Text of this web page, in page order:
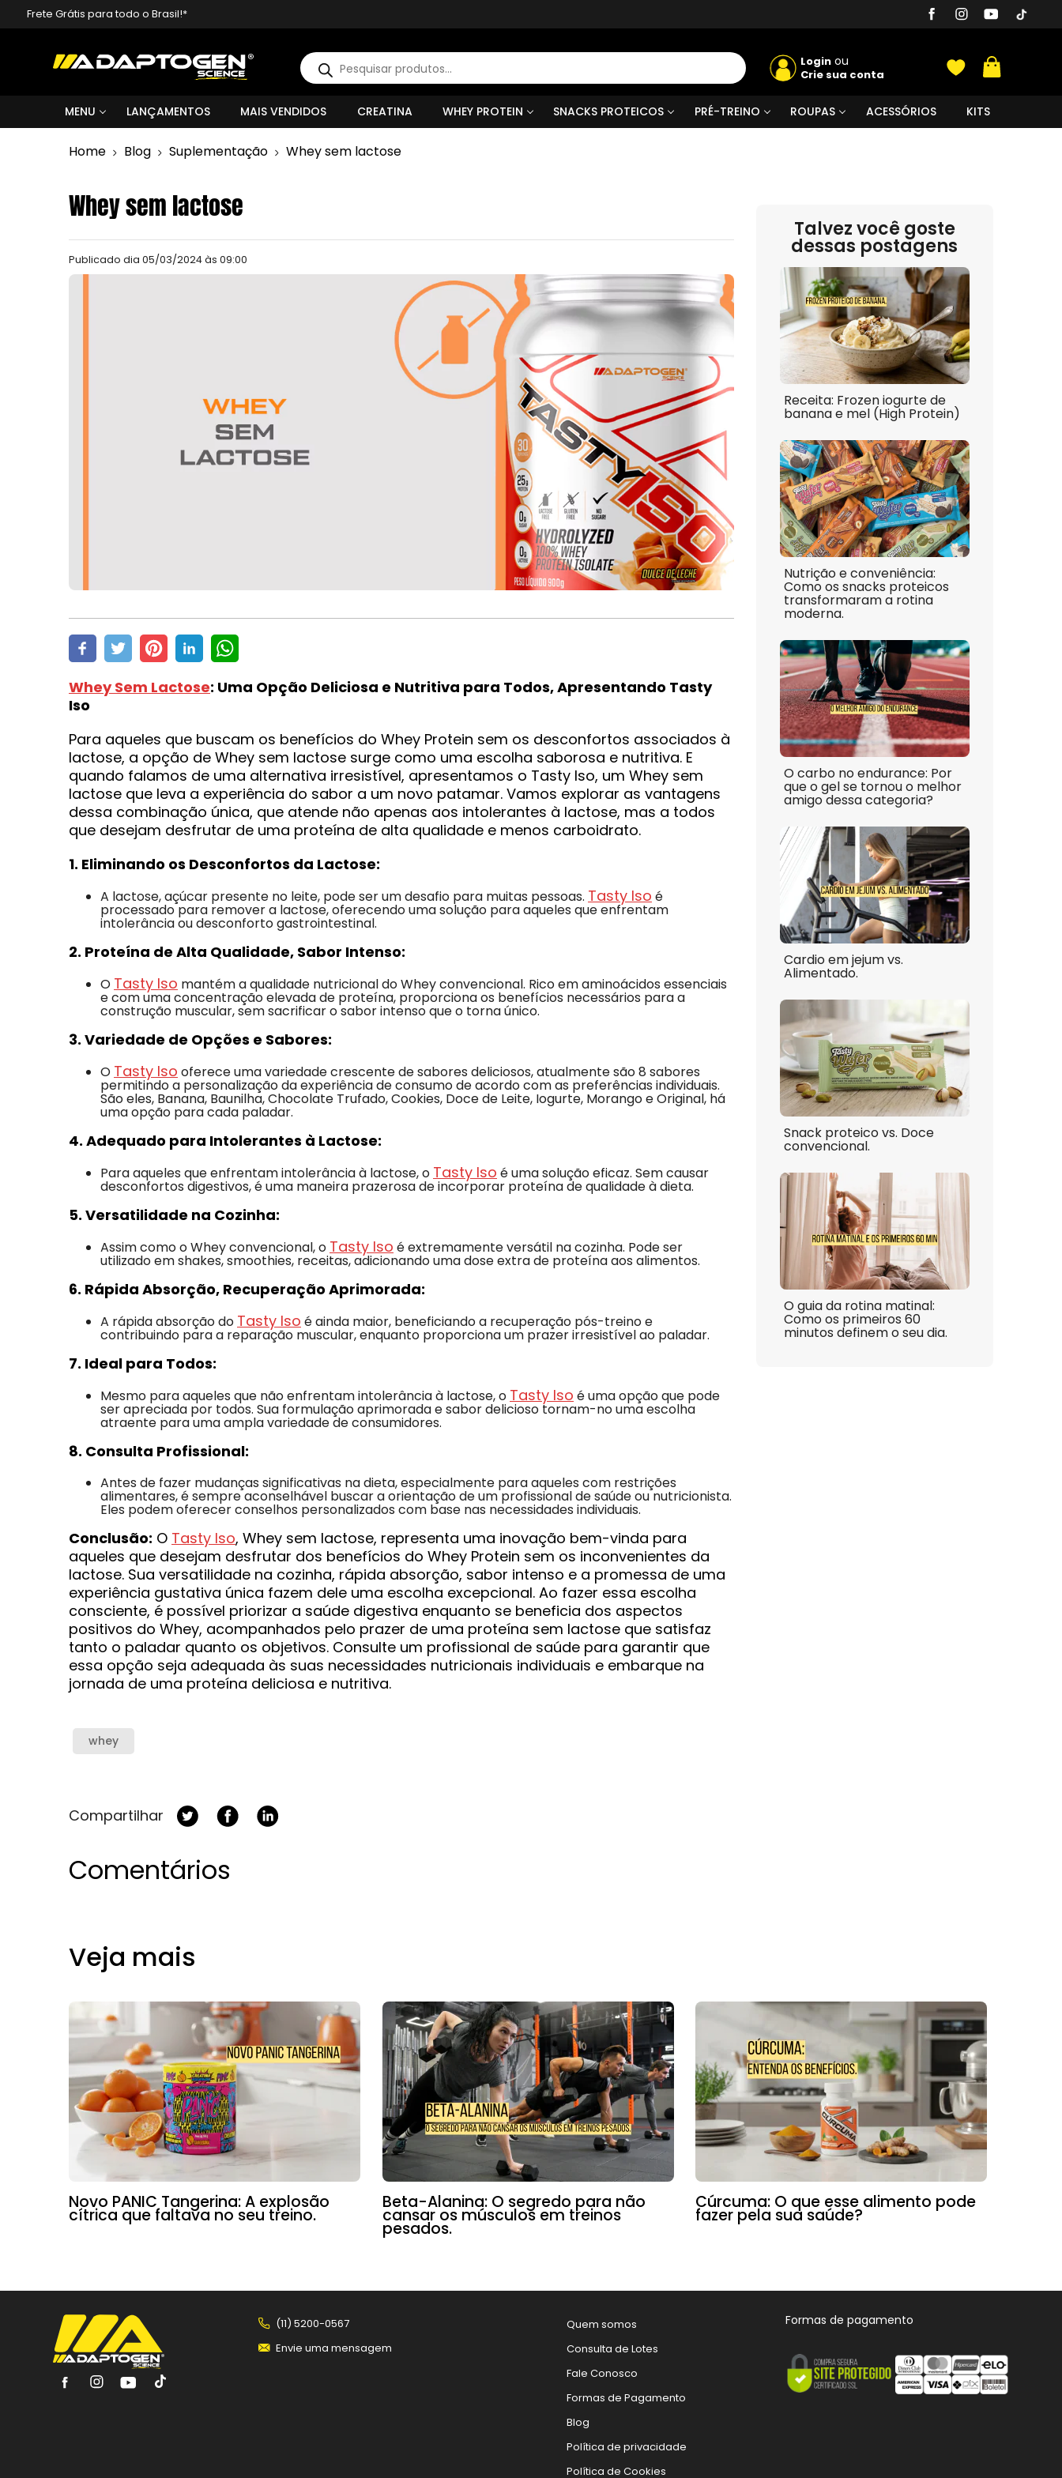
Frete Grátis para todo o Brasil!*
Pesquisar
produtos Login ou
Crie sua conta
MENU LANÇAMENTOS MAIS VENDIDOS CREATINA WHEY PROTEIN SNACKS PROTEICOS PRÉ-TREINO ROUPAS ACESSÓRIOS KITS
Home Blog Suplementação Whey sem lactose
Whey sem lactose
Publicado dia 05/03/2024 às 09:00
Whey Sem Lactose: Uma Opção Deliciosa e Nutritiva para Todos, Apresentando Tasty
Iso
Para aqueles que buscam os benefícios do Whey Protein sem os desconfortos associados à
lactose, a opção de Whey sem lactose surge como uma escolha saborosa e nutritiva. E
quando falamos de uma alternativa irresistível, apresentamos o Tasty Iso, um Whey sem
lactose que leva a experiência do sabor a um novo patamar. Vamos explorar as vantagens
dessa combinação única, que atende não apenas aos intolerantes à lactose, mas a todos
que desejam desfrutar de uma proteína de alta qualidade e menos carboidrato.
1. Eliminando os Desconfortos da Lactose:
A lactose, açúcar presente no leite, pode ser um desafio para muitas pessoas. Tasty Iso é
processado para remover a lactose, oferecendo uma solução para aqueles que enfrentam
intolerância ou desconforto gastrointestinal.
2. Proteína de Alta Qualidade, Sabor Intenso:
O Tasty Iso mantém a qualidade nutricional do Whey convencional. Rico em aminoácidos essenciais
e com uma concentração elevada de proteína, proporciona os benefícios necessários para a
construção muscular, sem sacrificar o sabor intenso que o torna único.
3. Variedade de Opções e Sabores:
O Tasty Iso oferece uma variedade crescente de sabores deliciosos, atualmente são 8 sabores
permitindo a personalização da experiência de consumo de acordo com as preferências individuais.
São eles, Banana, Baunilha, Chocolate Trufado, Cookies, Doce de Leite, Iogurte, Morango e Original, há
uma opção para cada paladar.
4. Adequado para Intolerantes à Lactose:
Para aqueles que enfrentam intolerância à lactose, o Tasty Iso é uma solução eficaz. Sem causar
desconfortos digestivos, é uma maneira prazerosa de incorporar proteína de qualidade à dieta.
5. Versatilidade na Cozinha:
Assim como o Whey convencional, o Tasty Iso é extremamente versátil na cozinha. Pode ser
utilizado em shakes, smoothies, receitas, adicionando uma dose extra de proteína aos alimentos.
6. Rápida Absorção, Recuperação Aprimorada:
A rápida absorção do Tasty Iso é ainda maior, beneficiando a recuperação pós-treino e
contribuindo para a reparação muscular, enquanto proporciona um prazer irresistível ao paladar.
7. Ideal para Todos:
Mesmo para aqueles que não enfrentam intolerância à lactose, o Tasty Iso é uma opção que pode
ser apreciada por todos. Sua formulação aprimorada e sabor delicioso tornam-no uma escolha
atraente para uma ampla variedade de consumidores.
8. Consulta Profissional:
Antes de fazer mudanças significativas na dieta, especialmente para aqueles com restrições
alimentares, é sempre aconselhável buscar a orientação de um profissional de saúde ou nutricionista.
Eles podem oferecer conselhos personalizados com base nas necessidades individuais.
Conclusão: O Tasty Iso, Whey sem lactose, representa uma inovação bem-vinda para
aqueles que desejam desfrutar dos benefícios do Whey Protein sem os inconvenientes da
lactose. Sua versatilidade na cozinha, rápida absorção, sabor intenso e a promessa de uma
experiência gustativa única fazem dele uma escolha excepcional. Ao fazer essa escolha
consciente, é possível priorizar a saúde digestiva enquanto se beneficia dos aspectos
positivos do Whey, acompanhados pelo prazer de uma proteína sem lactose que satisfaz
tanto o paladar quanto os objetivos. Consulte um profissional de saúde para garantir que
essa opção seja adequada às suas necessidades nutricionais individuais e embarque na
jornada de uma proteína deliciosa e nutritiva.
whey
Compartilhar
Talvez você goste
dessas postagens
Receita: Frozen iogurte de
banana e mel (High Protein)
Nutrição e conveniência:
Como os snacks proteicos
transformaram a rotina
moderna.
O carbo no endurance: Por
que o gel se tornou o melhor
amigo dessa categoria?
Cardio em jejum vs.
Alimentado.
Snack proteico vs. Doce
convencional.
O guia da rotina matinal:
Como os primeiros 60
minutos definem o seu dia.
Comentários
Veja mais
Novo PANIC Tangerina: A explosão
cítrica que faltava no seu treino.
Beta-Alanina: O segredo para não
cansar os músculos em treinos
pesados.
Cúrcuma: O que esse alimento pode
fazer pela sua saúde?
(11) 5200-0567
Envie uma mensagem
Quem somos
Consulta de Lotes
Fale Conosco
Formas de Pagamento
Blog
Política de privacidade
Política de Cookies
Formas de pagamento